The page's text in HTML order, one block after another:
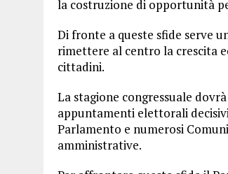
la costruzione di opportunità
Di fronte a queste sfide serve
rimettere al centro la crescita
cittadini.
La stagione congressuale
appuntamenti elettorali
Parlamento e numerosi
amministrative.